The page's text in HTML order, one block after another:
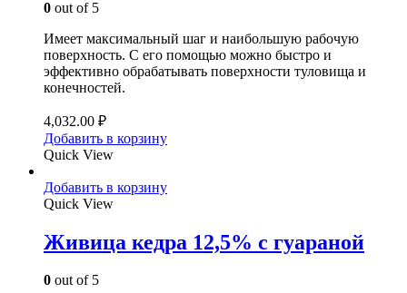
0 out of 5
Имеет максимальный шаг и наибольшую рабочую
поверхность. С его помощью можно быстро и
эффективно обрабатывать поверхности туловища и
конечностей.
4,032.00 ₽
Добавить в корзину
Quick View
Добавить в корзину
Quick View
Живица кедра 12,5% с гуараной
0 out of 5